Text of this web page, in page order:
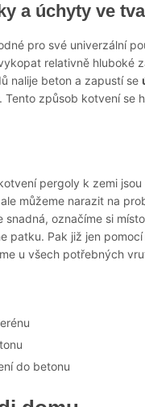
a úchyty ve
pro své univerzální
relativně hluboké
nalije beton a zapustí se
Tento způsob kotvení se
pergoly k zemi jsou
můžeme narazit na
snadná, označíme si
patku. Pak již jen
u všech potřebných
do betonu